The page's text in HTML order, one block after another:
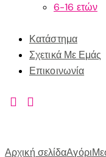
6-16 ετών
Κατάστημα
Σχετικά Με Εμάς
Επικοινωνία
Αρχική σελίδαΑγόρι